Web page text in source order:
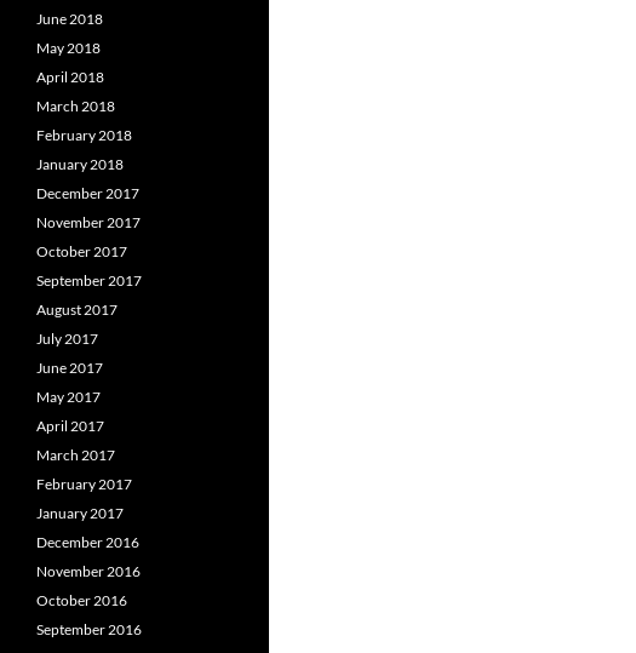
June 2018
May 2018
April 2018
March 2018
February 2018
January 2018
December 2017
November 2017
October 2017
September 2017
August 2017
July 2017
June 2017
May 2017
April 2017
March 2017
February 2017
January 2017
December 2016
November 2016
October 2016
September 2016